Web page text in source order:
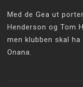
Med de Gea ut
Henderson og Tom
men klubben skal
Onana.